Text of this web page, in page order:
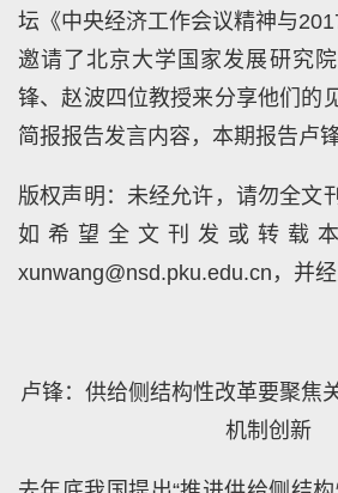
坛《中央经济工作会议精神与
邀请了北京大学国家发展研究
锋、赵波四位教授来分享他们的
简报报告发言内容，本期报告卢
版权声明：未经允许，请勿全文
如希望全文刊发或转载
xunwang@nsd.pku.edu.cn，并经
卢锋：供给侧结构性改革要聚焦
机制创新